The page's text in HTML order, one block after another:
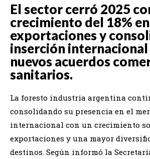
El sector cerró 2025
crecimiento del 18%
exportaciones y
inserción
nuevos acuerdos
sanitarios.
La foresto industria argentina
consolidando su presencia en el
internacional con un crecimiento
exportaciones y una mayor
destinos. Según informó la